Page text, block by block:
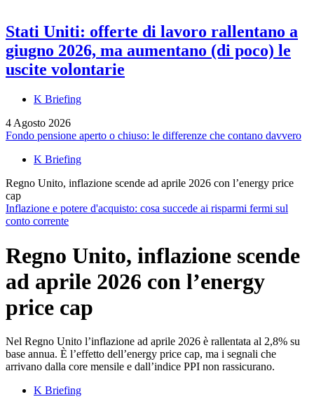
Stati Uniti: offerte di lavoro rallentano a
giugno 2026, ma aumentano (di poco) le
uscite volontarie
K Briefing
4 Agosto 2026
Fondo pensione aperto o chiuso: le differenze che contano davvero
K Briefing
Regno Unito, inflazione scende ad aprile 2026 con l’energy price
cap
Inflazione e potere d'acquisto: cosa succede ai risparmi fermi sul
conto corrente
Regno Unito, inflazione scende
ad aprile 2026 con l’energy
price cap
Nel Regno Unito l’inflazione ad aprile 2026 è rallentata al 2,8% su
base annua. È l’effetto dell’energy price cap, ma i segnali che
arrivano dalla core mensile e dall’indice PPI non rassicurano.
K Briefing